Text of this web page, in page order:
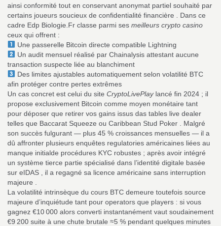
ainsi conformité tout en conservant anonymat partiel souhaité par
certains joueurs soucieux de confidentialité financière . Dans ce
cadre Edp Biologie.Fr classe parmi ses meilleurs crypto casino
ceux qui offrent :
Une passerelle Bitcoin directe compatible Lightning
Un audit mensuel réalisé par Chainalysis attestant aucune
transaction suspecte liée au blanchiment
Des limites ajustables automatiquement selon volatilité BTC
afin protéger contre pertes extrêmes
Un cas concret est celui du site CryptoLivePlaylancé fin 2024 ; il
propose exclusivement Bitcoin comme moyen monétaire tant
pour déposer que retirer vos gains issus das tables live dealer
telles que Baccarat Squeeze ou Caribbean Stud Poker . Malgré
son succès fulgurant — plus 45 % croissances mensuelles — il a
dû affronter plusieurs enquêtes regulatories américaines liées au
manque initialde procédures KYC robustes ; après avoir intégré
un système tierce partie spécialisé dans l’identité digitale basée
sur eIDAS , il a regagné sa licence américaine sans interruption
majeure .
La volatilité intrinsèque du cours BTC demeure toutefois source
majeure d’inquiétude tant pour operators que players : si vous
gagnez €10 000 alors converti instantanément vaut soudainement
€9 200 suite à une chute brutale ≈5 % pendant quelques minutes